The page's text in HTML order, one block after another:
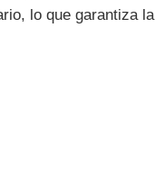
lo que garantiza la